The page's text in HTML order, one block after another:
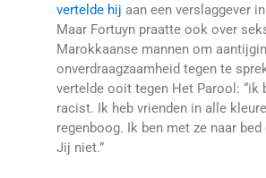
vertelde hij aan een verslaggever
Maar Fortuyn praatte ook over
Marokkaanse mannen om
onverdraagzaamheid tegen te
vertelde ooit tegen Het Parool: “ik
racist. Ik heb vrienden in alle
regenboog. Ik ben met ze naar bed
Jij niet.”